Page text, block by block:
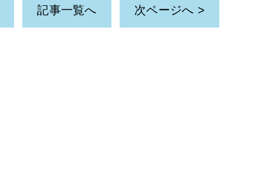
記事一覧へ 次ページへ >